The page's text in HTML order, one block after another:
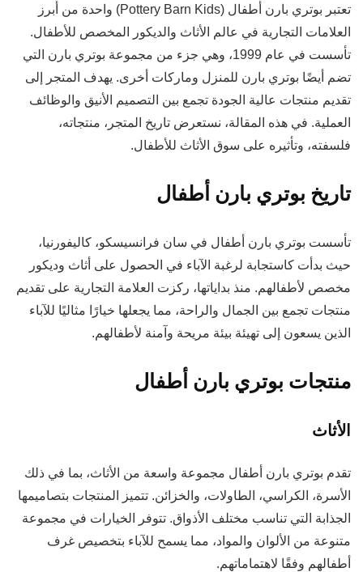
تعتبر بوتري بارن أطفال (Pottery Barn Kids) واحدة من أبرز
العلامات التجارية في عالم الأثاث والديكور المخصص للأطفال.
تأسست في عام 1999، وهي جزء من مجموعة بوتري بارن التي
تضم أيضًا بوتري بارن للمنزل وماركات أخرى. يهدف المتجر إلى
تقديم منتجات عالية الجودة تجمع بين التصميم الأنيق والوظائف
العملية. في هذه المقالة، نستعرض تاريخ المتجر، منتجاته،
فلسفته، وتأثيره على سوق الأثاث للأطفال.
تاريخ بوتري بارن أطفال
تأسست بوتري بارن أطفال في سان فرانسيسكو، كاليفورنيا،
حيث بدأت كاستجابة لرغبة الآباء في الحصول على أثاث وديكور
مخصص لأطفالهم. منذ بداياتها، ركزت العلامة التجارية على تقديم
منتجات تجمع بين الجمال والراحة، مما يجعلها خيارًا مثاليًا للآباء
الذين يسعون إلى تهيئة بيئة مريحة وآمنة لأطفالهم.
منتجات بوتري بارن أطفال
الأثاث
تقدم بوتري بارن أطفال مجموعة واسعة من الأثاث، بما في ذلك
الأسرة، الكراسي، الطاولات، والخزائن. تتميز المنتجات بتصاميمها
الجذابة التي تناسب مختلف الأذواق. تتوفر الخيارات في مجموعة
متنوعة من الألوان والمواد، مما يسمح للآباء بتخصيص غرف
أطفالهم وفقًا لاهتماماتهم.